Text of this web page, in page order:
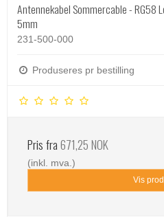
Antennekabel Sommercable - RG58
5mm
231-500-000
Produseres pr bestilling
Pris fra671,25 NOK
(inkl. mva.)
Vis